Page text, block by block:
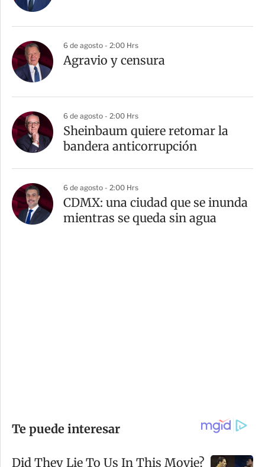
6 de agosto - 2:00 Hrs
Agravio y censura
6 de agosto - 2:00 Hrs
Sheinbaum quiere retomar la
bandera anticorrupción
6 de agosto - 2:00 Hrs
CDMX: una ciudad que se inunda
mientras se queda sin agua